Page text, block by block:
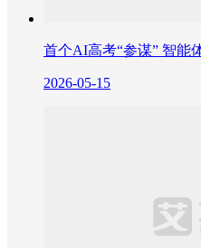
首个AI高考“参谋” 智能
2026-05-15